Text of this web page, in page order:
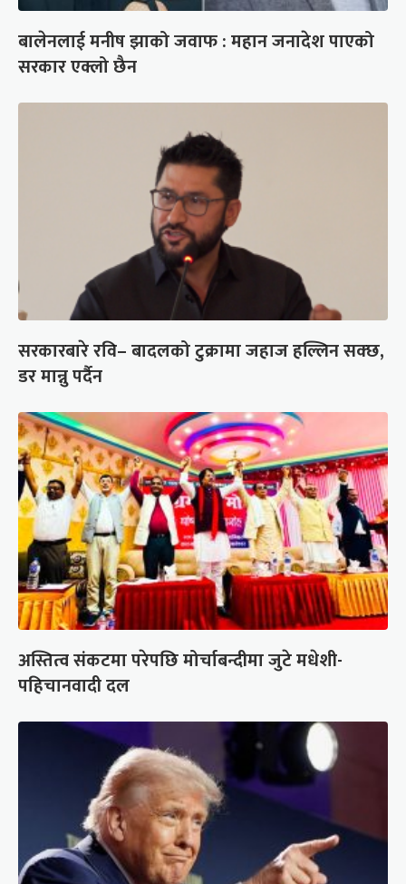
बालेनलाई मनीष झाको जवाफ : महान जनादेश पाएको
सरकार एक्लो छैन
सरकारबारे रवि– बादलको टुक्रामा जहाज हल्लिन सक्छ,
डर मान्नु पर्दैन
अस्तित्व संकटमा परेपछि मोर्चाबन्दीमा जुटे मधेशी-
पहिचानवादी दल